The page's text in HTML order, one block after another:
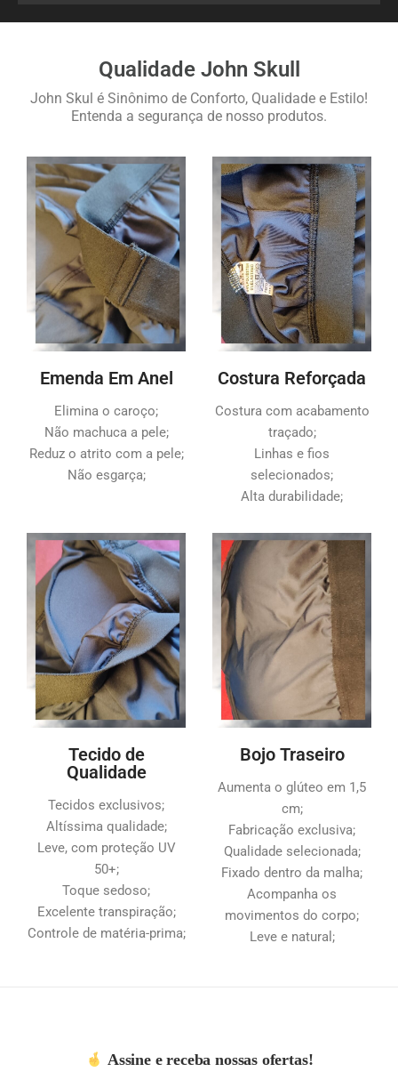
Qualidade John Skull
John Skul é Sinônimo de Conforto, Qualidade e Estilo!
Entenda a segurança de nosso produtos.
Emenda Em Anel
Elimina o caroço;
Não machuca a pele;
Reduz o atrito com a pele;
Não esgarça;
Costura Reforçada
Costura com acabamento
traçado;
Linhas e fios
selecionados;
Alta durabilidade;
Tecido de
Qualidade
Tecidos exclusivos;
Altíssima qualidade;
Leve, com proteção UV
50+;
Toque sedoso;
Excelente transpiração;
Controle de matéria-prima;
Bojo Traseiro
Aumenta o glúteo em 1,5
cm;
Fabricação exclusiva;
Qualidade selecionada;
Fixado dentro da malha;
Acompanha os
movimentos do corpo;
Leve e natural;
Assine e receba nossas ofertas!